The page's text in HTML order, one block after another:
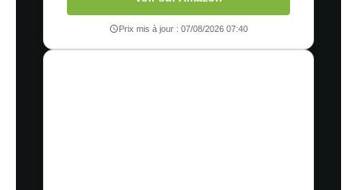
Prix mis à jour : 07/08/2026 07:40